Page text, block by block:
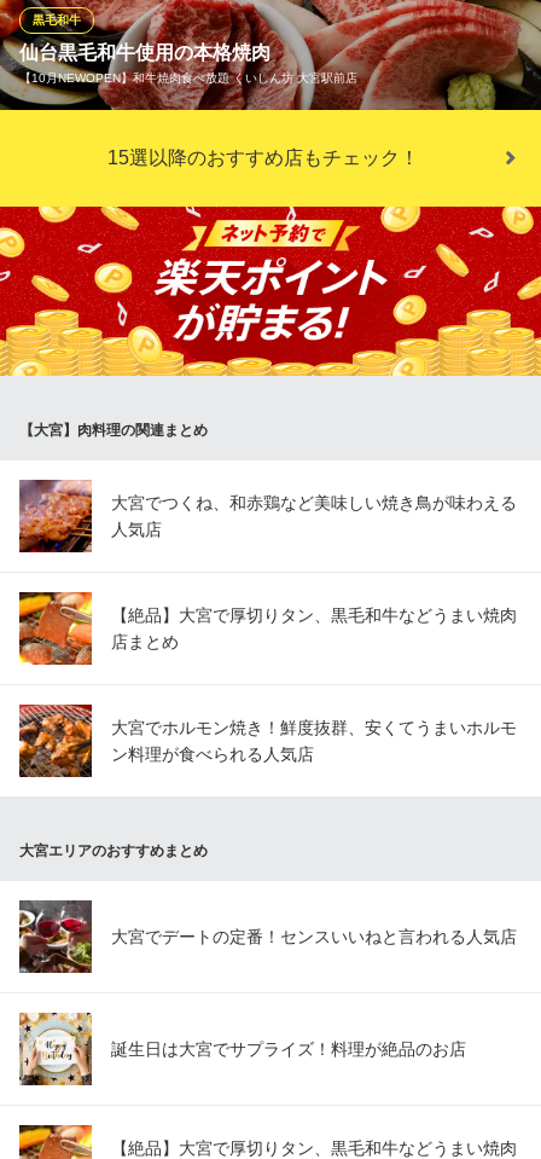
塩と合わせ、希少部位ならではの至高の味わいを存分にお楽しみ
ください。
個室焼肉酒場 食肉センター 肉道場 大宮本店
ＪＲ大宮駅 徒歩3分
埼玉県さいたま市大宮区仲町1-77-1 2F
仙台黒毛和牛使用の本格焼肉
【10月NEWOPEN】和牛焼肉食べ放題 くいしん坊 大宮駅前店
黒毛和牛
当店では厳選したA5ランク仙台牛を一頭買いしています。一頭買
いすることにより、高いコストパフォーマンスと希少部位の安定
【10月NEWOPEN】和牛焼肉食べ放題 くいしん坊 大宮駅前
店
黒毛和牛焼肉食べ放題
埼玉新都市交通伊奈線大宮駅 徒歩1分
埼玉県さいたま市大宮区大門町1-6 1F
15選以降のおすすめ店もチェック！
【大宮】肉料理の関連まとめ
大宮でつくね、和赤鶏など美味しい焼き鳥が味わえる
人気店
【絶品】大宮で厚切りタン、黒毛和牛などうまい焼肉
店まとめ
大宮でホルモン焼き！鮮度抜群、安くてうまいホルモ
ン料理が食べられる人気店
大宮エリアのおすすめまとめ
大宮でデートの定番！センスいいねと言われる人気店
誕生日は大宮でサプライズ！料理が絶品のお店
【絶品】大宮で厚切りタン、黒毛和牛などうまい焼肉